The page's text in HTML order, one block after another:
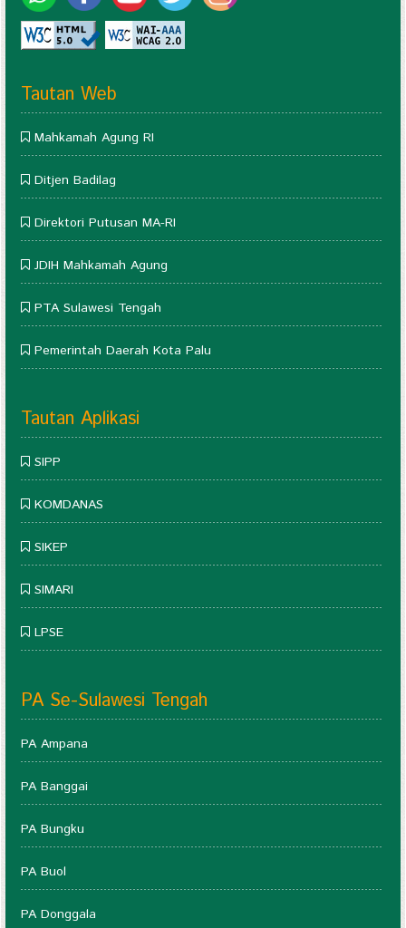
Tautan Web
Mahkamah Agung RI
Ditjen Badilag
Direktori Putusan MA-RI
JDIH Mahkamah Agung
PTA Sulawesi Tengah
Pemerintah Daerah Kota Palu
Tautan Aplikasi
SIPP
KOMDANAS
SIKEP
SIMARI
LPSE
PA Se-Sulawesi Tengah
PA Ampana
PA Banggai
PA Bungku
PA Buol
PA Donggala